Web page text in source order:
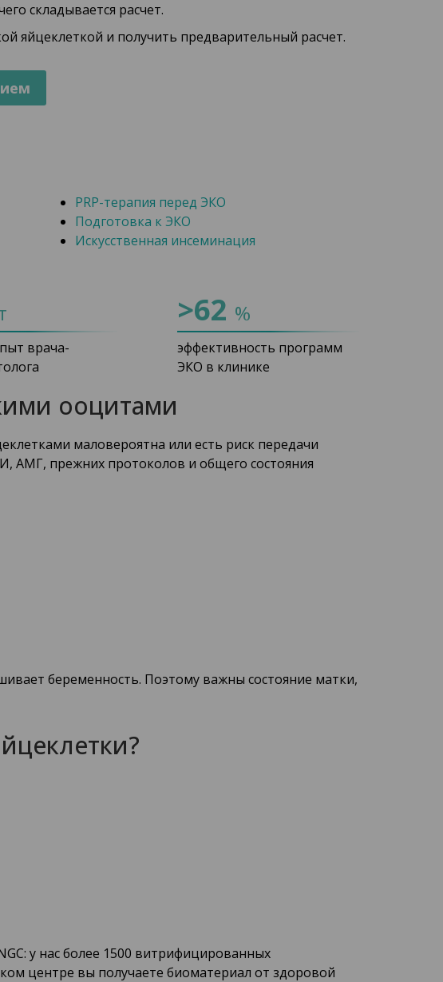
складывается расчет.
яйцеклеткой и получить предварительный расчет.
PRP-терапия перед ЭКО
Подготовка к ЭКО
Искусственная инсеминация
врача-
>62 %
эффективность программ
ЭКО в клинике
ооцитами
маловероятна или есть риск передачи
АМГ, прежних протоколов и общего состояния
беременность. Поэтому важны состояние матки,
у нас более 1500 витрифицированных
центре вы получаете биоматериал от здоровой